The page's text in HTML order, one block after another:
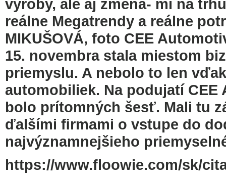
výroby, ale aj zmena- mi na
reálne Megatrendy a reálne
MIKUŠOVÁ, foto CEE
15. novembra stala miestom
priemyslu. A nebolo to len
automobiliek. Na podujatí
bolo prítomných šesť. Mali tu
ďalšími ﬁrmami o vstupe do
najvýznamnejšieho
https://www.floowie.com/sk/